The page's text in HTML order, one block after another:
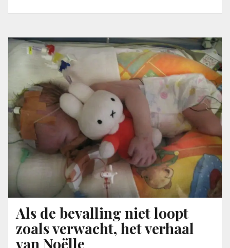
Als de bevalling niet loopt
zoals verwacht, het verhaal
van Noëlle